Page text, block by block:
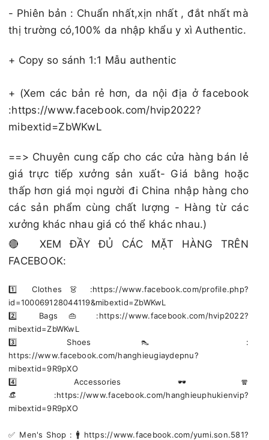
- Phiên bản : Chuẩn nhất,xịn nhất , đắt nhất mà
thị trường có,100% da nhập khẩu y xì Authentic.
+ Copy so sánh 1:1 Mẫu authentic
+ (Xem các bản rẻ hơn, da nội địa ở facebook
:https://www.facebook.com/hvip2022?
mibextid=ZbWKwL
==> Chuyên cung cấp cho các cửa hàng bán lẻ
giá trực tiếp xưởng sản xuất- Giá bằng hoặc
thấp hơn giá mọi người đi China nhập hàng cho
các sản phẩm cùng chất lượng - Hàng từ các
xưởng khác nhau giá có thể khác nhau.)
🔴 XEM ĐẦY ĐỦ CÁC MẶT HÀNG TRÊN
FACEBOOK:
1️⃣ Clothes 👗 :https://www.facebook.com/profile.php?
id=100069128044119&mibextid=ZbWKwL
2️⃣ Bags 👜 :https://www.facebook.com/hvip2022?
mibextid=ZbWKwL
3️⃣ Shoes 👠 :
https://www.facebook.com/hanghieugiaydepnu?
mibextid=9R9pXO
4️⃣ Accessories 🕶🧣
👒:https://www.facebook.com/hanghieuphukienvip?
mibextid=9R9pXO
✅️ Men's Shop : 🚹 https://www.facebook.com/yumi.son.581?